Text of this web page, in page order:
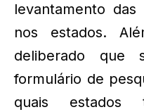
levantamento das
nos estados.
deliberado que
formulário de
quais